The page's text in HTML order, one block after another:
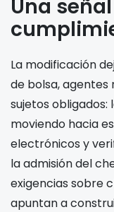
Una
La modificación
de bolsa, agentes
sujetos
moviendo hacia
electrónicos y
la admisión del
exigencias sobre
apuntan a